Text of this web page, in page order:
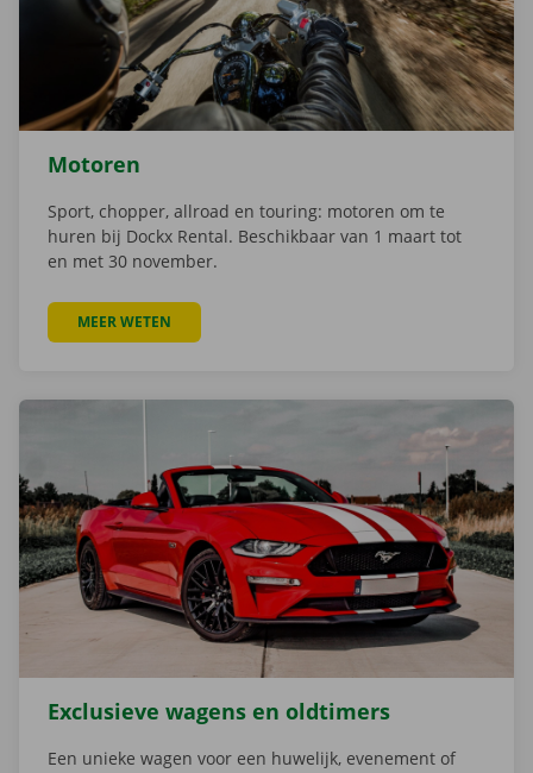
Motoren
Sport, chopper, allroad en touring: motoren om te
huren bij Dockx Rental. Beschikbaar van 1 maart tot
en met 30 november.
MEER WETEN
Exclusieve wagens en oldtimers
Een unieke wagen voor een huwelijk, evenement of